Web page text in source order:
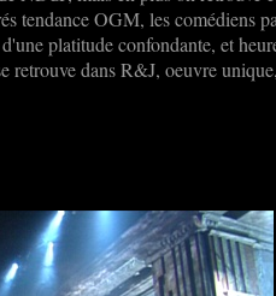
tendance OGM, les comédiens
platitude confondante, et
retrouve dans R&J, oeuvre